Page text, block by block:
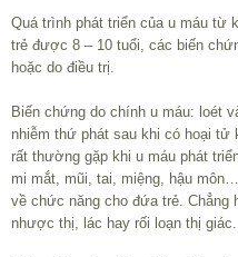
Quá trình phát triển của u máu từ
trẻ được 8 – 10 tuổi, các biến
hoặc do điều trị.
Biến chứng do chính u máu: loét
nhiễm thứ phát sau khi có hoại tử
rất thường gặp khi u máu phát
mi mắt, mũi, tai, miệng, hậu
về chức năng cho đứa trẻ. Chẳng
nhược thị, lác hay rối loạn thị giác.